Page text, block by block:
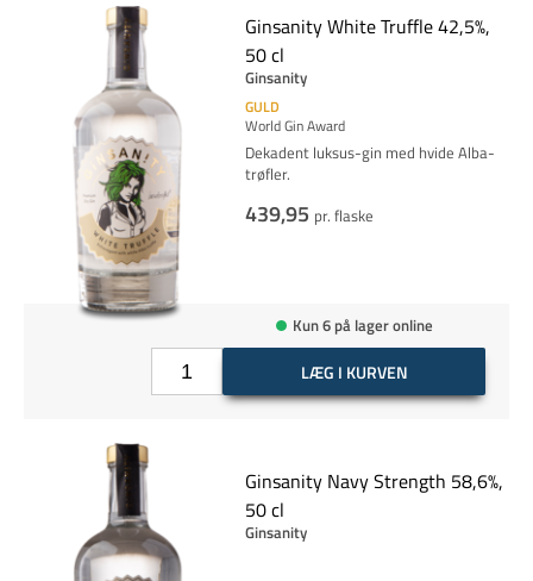
Ginsanity White Truffle 42,5%,
50 cl
Ginsanity
GULD
World Gin Award
Dekadent luksus-gin med hvide Alba-
trøfler.
439,95 pr. flaske
Kun 6 på lager online
LÆG I KURVEN
Ginsanity Navy Strength 58,6%,
50 cl
Ginsanity